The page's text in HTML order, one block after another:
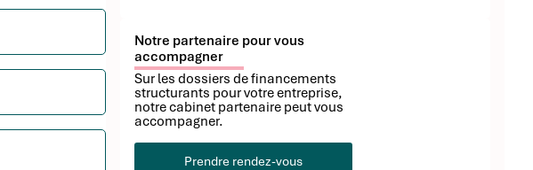
Notre partenaire pour vous
accompagner
Sur les dossiers de financements
structurants pour votre entreprise,
notre cabinet partenaire peut vous
accompagner.
Prendre rendez-vous